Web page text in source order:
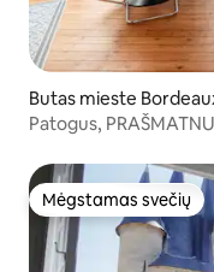
Butas mieste
Mėgstamas svečių
Mėgstamas svečių